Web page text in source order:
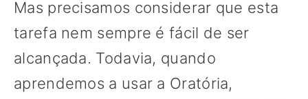
Mas precisamos considerar que esta
tarefa nem sempre é fácil de ser
alcançada. Todavia, quando
aprendemos a usar a Oratória,